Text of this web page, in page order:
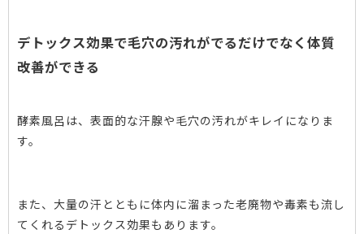
デトックス効果で毛穴の汚れがでるだけでなく体質
改善ができる
酵素風呂は、表面的な汗腺や毛穴の汚れがキレイになりま
す。
また、大量の汗とともに体内に溜まった老廃物や毒素も流し
てくれるデトックス効果もあります。